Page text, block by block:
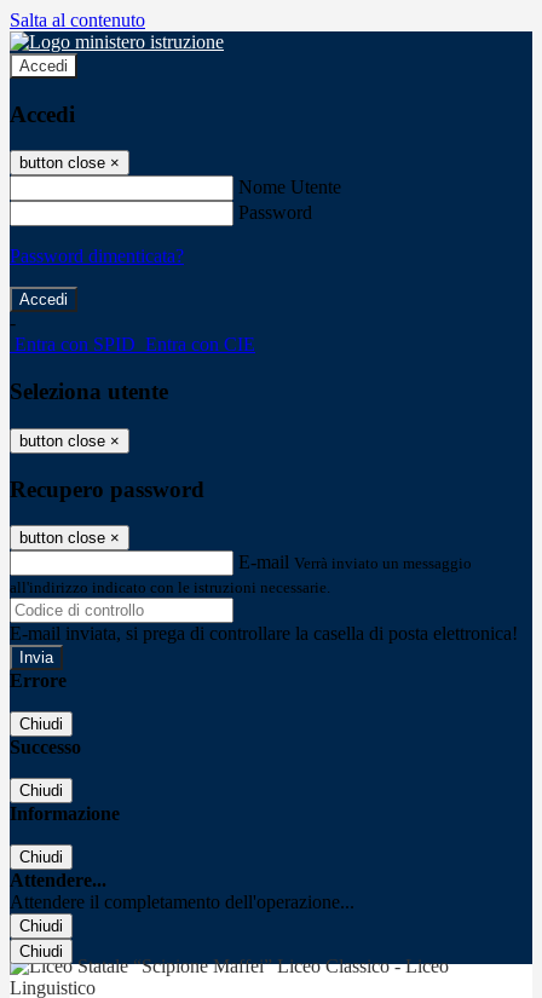
Salta al contenuto
Accedi
Accedi
button close ×
Nome Utente
Password
Password dimenticata?
-
Entra con SPID Entra con CIE
Seleziona utente
button close ×
Recupero password
button close ×
E-mail Verrà inviato un messaggio
all'indirizzo indicato con le istruzioni necessarie.
E-mail inviata, si prega di controllare la casella di posta elettronica!
Errore
Chiudi
Successo
Chiudi
Informazione
Chiudi
Attendere...
Attendere il completamento dell'operazione...
Chiudi
Chiudi